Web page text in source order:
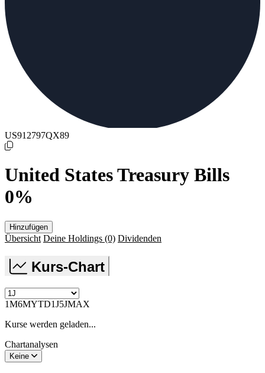
US912797QX89
United States Treasury Bills
0%
Hinzufügen
Übersicht Deine Holdings (0) Dividenden
Kurs-Chart
1M6MYTD1J5JMAX
Kurse werden geladen...
Chartanalysen
Keine